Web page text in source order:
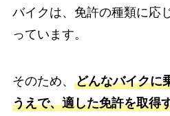
バイクは、免許の種類に応
っています。
そのため、 どんなバイクに
うえで、適した免許を取得